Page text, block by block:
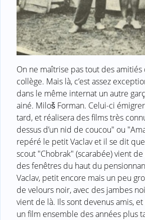
On ne maîtrise pas tout des amitiés
collège. Mais là, c’est assez
dans le même internat un autre
ainé. Miloš Forman. Celui-ci
tard, et réalisera des films très
dessus d’un nid de coucou" ou
repéré le petit Vaclav et il se dit
scout "Chobrak" (scarabée) vient
des fenêtres du haut du
Vaclav, petit encore mais un peu
de velours noir, avec des jambes
vient de là. Ils sont devenus amis,
un film ensemble des années plus